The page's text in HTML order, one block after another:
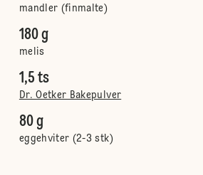
mandler (finmalte)
180 g
melis
1,5 ts
Dr. Oetker Bakepulver
80 g
eggehviter (2-3 stk)